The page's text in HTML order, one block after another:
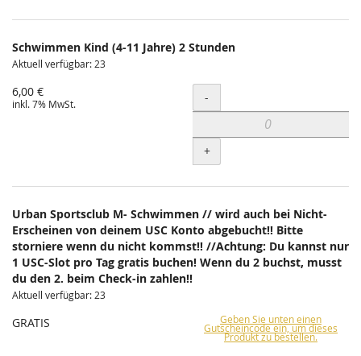
Schwimmen Kind (4-11 Jahre) 2 Stunden
Aktuell verfügbar: 23
6,00 €
inkl. 7% MwSt. Menge
-
+
Urban Sportsclub M- Schwimmen // wird auch bei Nicht-
Erscheinen von deinem USC Konto abgebucht!! Bitte
storniere wenn du nicht kommst!! //Achtung: Du kannst nur
1 USC-Slot pro Tag gratis buchen! Wenn du 2 buchst, musst
du den 2. beim Check-in zahlen!!
Aktuell verfügbar: 23
GRATIS Geben Sie unten einen
Gutscheincode ein, um dieses
Produkt zu bestellen.